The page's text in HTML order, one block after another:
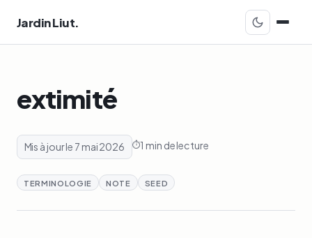
Jardin Liut.
extimité
Mis à jour le 7 mai 2026 1 min de lecture
TERMINOLOGIE NOTE SEED